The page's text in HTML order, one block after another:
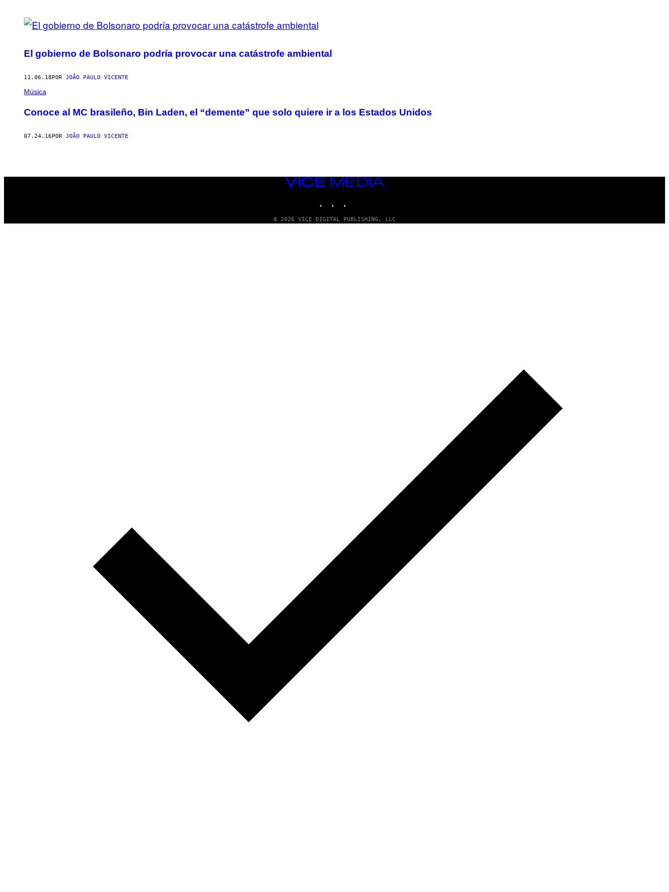
POSTS
THIS
AUTHOR
El gobierno de Bolsonaro podría provocar una catástrofe ambiental
11.06.18 POR JOÃO PAULO VICENTE
Música
Conoce al MC brasileño, Bin Laden, el “demente” que solo quiere ir a los Estados Unidos
07.24.16 POR JOÃO PAULO VICENTE
VICE
© 2026 VICE DIGITAL PUBLISHING, LLC